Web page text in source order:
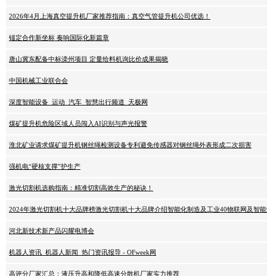
2026年4月上海真空提升机厂家推荐指南：真空气管提升机公司优选！
锚定合作新坐标 奏响国际化新篇章
唐山冀东配备中标滦州项目 定量给料机询比价成果揭晓
中国机械工业联合会
深度智能设备_运动_汽车_智慧出行频道_天极网
煤矿提升机危险区域人员闯入AI识别与声光报警
淮北矿业请求煤矿提升机钢丝绳检测设备专利避免传感器对钢丝绳外表形成二次损害
强机电“硬核支撑”护生产
激光切割机选购指南：精准切割高效生产的秘诀！
2024年激光切割机十大品牌榜激光切割机十大品牌介绍智能化制造及工业40物联网及智
河北新技术新产品闪耀电博会
机器人资讯_机器人新闻_热门资讯报导 - OFweek网
高评分厂家汇总：液压升高和降低高速分散机厂家实力推荐